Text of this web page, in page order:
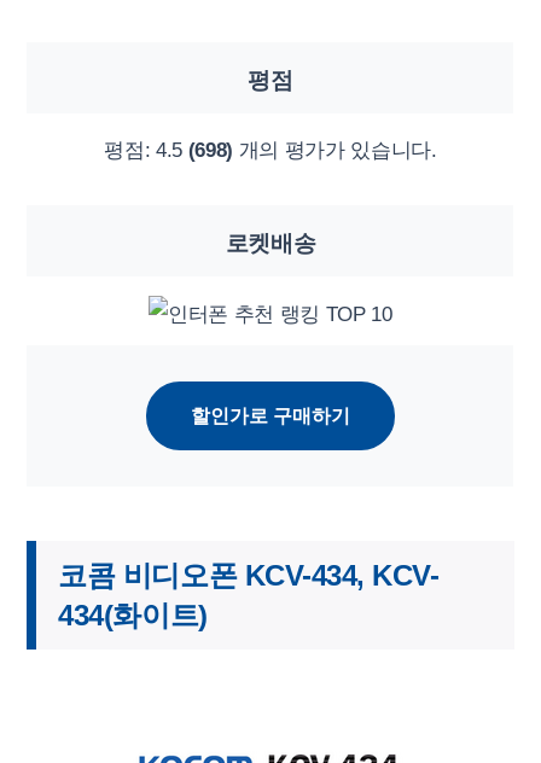
평점
평점: 4.5 (698) 개의 평가가 있습니다.
로켓배송
할인가로 구매하기
코콤 비디오폰 KCV-434, KCV-
434(화이트)